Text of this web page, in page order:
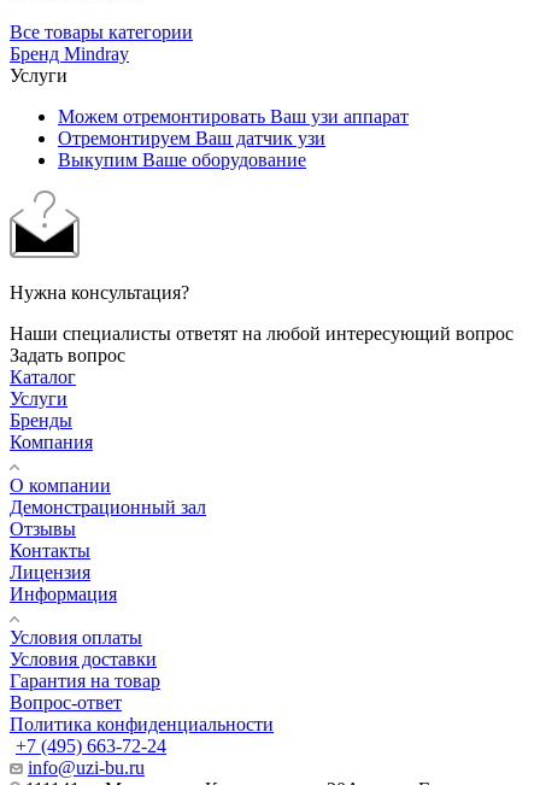
Все товары категории
Бренд Mindray
Услуги
Можем отремонтировать Ваш узи аппарат
Отремонтируем Ваш датчик узи
Выкупим Ваше оборудование
Нужна консультация?
Наши специалисты ответят на любой интересующий вопрос
Задать вопрос
Каталог
Услуги
Бренды
Компания
О компании
Демонстрационный зал
Отзывы
Контакты
Лицензия
Информация
Условия оплаты
Условия доставки
Гарантия на товар
Вопрос-ответ
Политика конфиденциальности
+7 (495) 663-72-24
info@uzi-bu.ru